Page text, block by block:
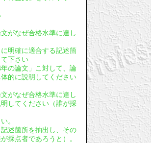
がなぜ合格水準に達し
明確に適合する記述箇
下さい
の論文」こ対して、論
的に説明してください
がなぜ合格水準に達し
してください（誰が採
。
述箇所を抽出し、その
採点者であろうと）。